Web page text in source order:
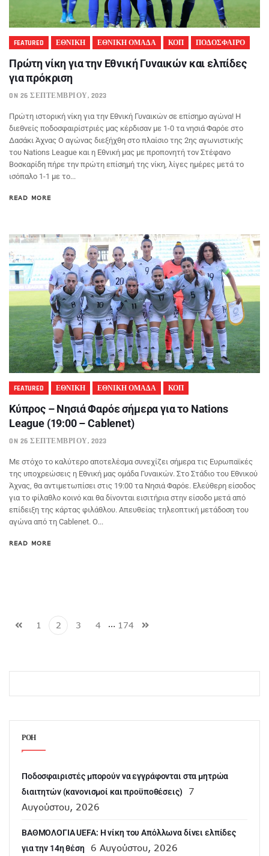
FEATURED ΕΘΝΙΚΗ ΕΘΝΙΚΗ ΟΜΑΔΑ ΚΟΠ ΠΟΔΟΣΦΑΙΡΟ
Πρώτη νίκη για την Εθνική Γυναικών και ελπίδες
για πρόκριση
ON 26 ΣΕΠΤΕΜΒΡΊΟΥ, 2023
Πρώτη ιστορική νίκη για την Εθνική Γυναικών σε επίσημο αγώνα! Η
διεθνείς ποδοσφαιρίστριές μας κέρδισαν με 1-0 τα νησιά Φαρόε στο
Δασάκι Άχνας Ο αγώνας διεξήχθη στο πλαίσιο της 2ης αγωνιστικής
του Nations League και η Εθνική μας με προπονητή τον Στέφανο
Βοσκαρίδη πήρε την πρώτη επίσημή της νίκη, λίγες ημέρες μετά το
ισόπαλο 1-1 με το...
READ MORE
FEATURED ΕΘΝΙΚΗ ΕΘΝΙΚΗ ΟΜΑΔΑ ΚΟΠ
Κύπρος – Νησιά Φαρόε σήμερα για το Nations
League (19:00 – Cablenet)
ON 26 ΣΕΠΤΕΜΒΡΊΟΥ, 2023
Με στόχο το καλύτερο αποτελέσμα συνεχίζει σήμερα τις Ευρωπαϊκές
της υποχρεώσεις η Εθνική μας ομάδα Γυναικών. Στο Στάδιο του Εθνικού
Άχνας, θα αντιμετωπίσει στις 19:00 τα Νησιά Φαρόε. Ελεύθερη είσοδος
για το φίλαθλο κοινό και θα δίνονται εισιτήρια στην είσοδο μετά από
επίδειξη της κάρτας φιλάθλου. Απευθείας τηλεοπτική μετάδοση του
αγώνα από τη Cablenet. Ο...
READ MORE
1 2 3 4 … 174
ΡΟΗ
Ποδοσφαιριστές μπορούν να εγγράφονται στα μητρώα
διαιτητών (κανονισμοί και προϋποθέσεις)
7
Αυγούστου, 2026
ΒΑΘΜΟΛΟΓΙΑ UEFA: Η νίκη του Απόλλωνα δίνει ελπίδες
για την 14η θέση
6 Αυγούστου, 2026